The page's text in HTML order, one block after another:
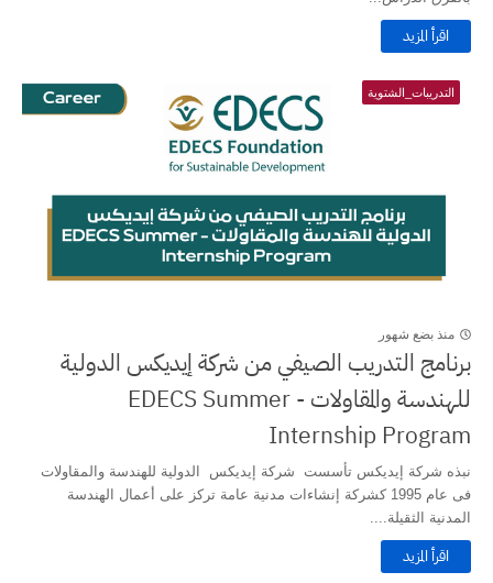
اقرأ المزيد
التدريبات_الشتوية
منذ بضع شهور
برنامج التدريب الصيفي من شركة إيديكس الدولية
للهندسة والمقاولات - EDECS Summer
Internship Program
نبذه شركة إيديكس تأسست شركة إيديكس الدولية للهندسة والمقاولات
فى عام 1995 كشركة إنشاءات مدنية عامة تركز على أعمال الهندسة
المدنية الثقيلة....
اقرأ المزيد